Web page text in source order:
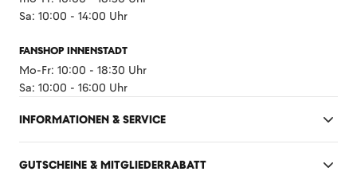
Sa: 10:00 - 14:00 Uhr
FANSHOP INNENSTADT
Mo-Fr: 10:00 - 18:30 Uhr
Sa: 10:00 - 16:00 Uhr
INFORMATIONEN & SERVICE
GUTSCHEINE & MITGLIEDERRABATT